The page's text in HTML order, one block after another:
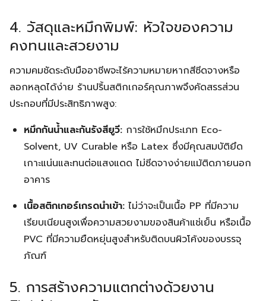
4. วัสดุและหมึกพิมพ์: หัวใจของความ
คงทนและสวยงาม
ความคมชัดระดับมืออาชีพจะไร้ความหมายหากสีซีดจางหรือ
ลอกหลุดได้ง่าย ร้านปริ้นสติกเกอร์คุณภาพจึงคัดสรรส่วน
ประกอบที่มีประสิทธิภาพสูง:
หมึกกันน้ำและกันรังสียูวี: การใช้หมึกประเภท Eco-
Solvent, UV Curable หรือ Latex ซึ่งมีคุณสมบัติยึด
เกาะแน่นและทนต่อแสงแดด ไม่ซีดจางง่ายแม้ติดภายนอก
อาคาร
เนื้อสติกเกอร์เกรดนำเข้า: ไม่ว่าจะเป็นเนื้อ PP ที่มีความ
เรียบเนียนสูงเพื่อความสวยงามของสินค้าแช่เย็น หรือเนื้อ
PVC ที่มีความยืดหยุ่นสูงสำหรับติดบนผิวโค้งของบรรจุ
ภัณฑ์
5. การสร้างความแตกต่างด้วยงาน